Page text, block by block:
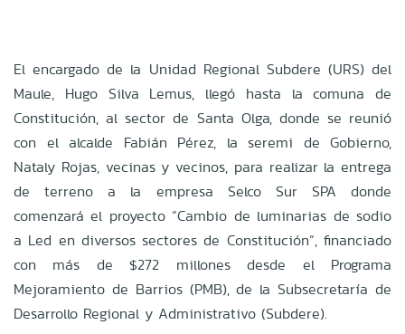
El encargado de la Unidad Regional Subdere (URS) del
Maule, Hugo Silva Lemus, llegó hasta la comuna de
Constitución, al sector de Santa Olga, donde se reunió
con el alcalde Fabián Pérez, la seremi de Gobierno,
Nataly Rojas, vecinas y vecinos, para realizar la entrega
de terreno a la empresa Selco Sur SPA donde
comenzará el proyecto “Cambio de luminarias de sodio
a Led en diversos sectores de Constitución”, financiado
con más de $272 millones desde el Programa
Mejoramiento de Barrios (PMB), de la Subsecretaría de
Desarrollo Regional y Administrativo (Subdere).